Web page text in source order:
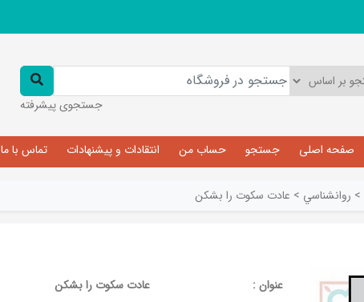
جستجوی پیشرفته
صفحه اصلی جستجو حساب من انتقادات و پیشنهادات تماس با ما
> روانشناسي > عادت سکوت را بشکن
عنوان :
عادت سکوت را بشکن